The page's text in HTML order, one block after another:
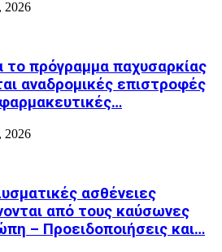
2026
το πρόγραμμα παχυσαρκίας
αναδρομικές επιστροφές
2026
ασθένειες
από τους καύσωνες
– Προειδοποιήσεις και…